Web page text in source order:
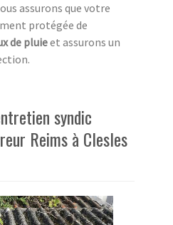
assurons que votre
protégée de
de pluieet assurons un
syndic
Reims à Clesles